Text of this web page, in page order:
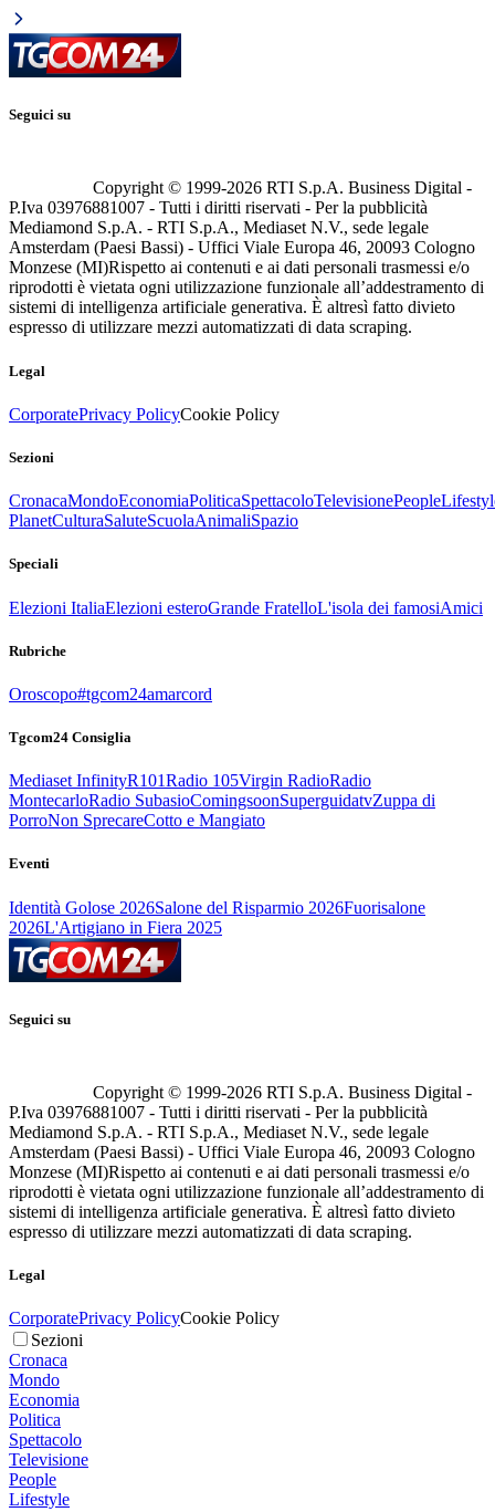
Seguici su
Copyright © 1999-2026 RTI S.p.A. Business Digital -
P.Iva 03976881007 - Tutti i diritti riservati - Per la pubblicità
Mediamond S.p.A. - RTI S.p.A., Mediaset N.V., sede legale
Amsterdam (Paesi Bassi) - Uffici Viale Europa 46, 20093 Cologno
Monzese (MI)Rispetto ai contenuti e ai dati personali trasmessi e/o
riprodotti è vietata ogni utilizzazione funzionale all’addestramento di
sistemi di intelligenza artificiale generativa. È altresì fatto divieto
espresso di utilizzare mezzi automatizzati di data scraping.
Legal
CorporatePrivacy PolicyCookie Policy
Sezioni
CronacaMondoEconomiaPoliticaSpettacoloTelevisionePeople
PlanetCulturaSaluteScuolaAnimaliSpazio
Speciali
Elezioni ItaliaElezioni esteroGrande FratelloL'isola dei famosiAmici
Rubriche
Oroscopo#tgcom24amarcord
Tgcom24 Consiglia
Mediaset InfinityR101Radio 105Virgin RadioRadio
MontecarloRadio SubasioComingsoonSuperguidatvZuppa di
PorroNon SprecareCotto e Mangiato
Eventi
Identità Golose 2026Salone del Risparmio 2026Fuorisalone
2026L'Artigiano in Fiera 2025
Seguici su
Copyright © 1999-2026 RTI S.p.A. Business Digital -
P.Iva 03976881007 - Tutti i diritti riservati - Per la pubblicità
Mediamond S.p.A. - RTI S.p.A., Mediaset N.V., sede legale
Amsterdam (Paesi Bassi) - Uffici Viale Europa 46, 20093 Cologno
Monzese (MI)Rispetto ai contenuti e ai dati personali trasmessi e/o
riprodotti è vietata ogni utilizzazione funzionale all’addestramento di
sistemi di intelligenza artificiale generativa. È altresì fatto divieto
espresso di utilizzare mezzi automatizzati di data scraping.
Legal
CorporatePrivacy PolicyCookie Policy
Sezioni
Cronaca
Mondo
Economia
Politica
Spettacolo
Televisione
People
Lifestyle